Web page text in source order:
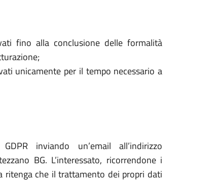
fino alla conclusione delle formalità
unicamente per il tempo necessario a
inviando un’email all’indirizzo
BG. L’interessato, ricorrendone i
ritenga che il trattamento dei propri dati